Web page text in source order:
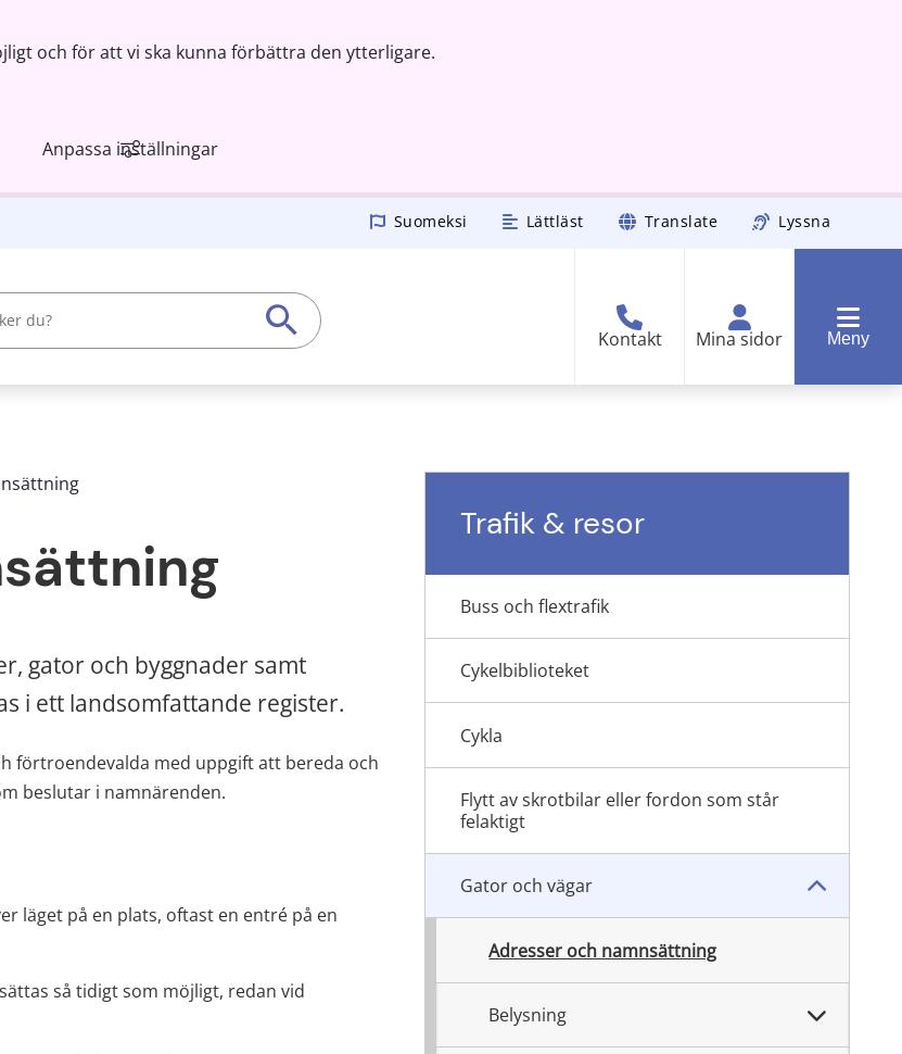
och för att vi ska kunna förbättra den ytterligare.
Anpassa inställningar
Suomeksi Lättläst Translate Lyssna
Kontakt Mina sidor Meny
gator och byggnader samt
i ett landsomfattande register.
förtroendevalda med uppgift att bereda och
beslutar i namnärenden.
läget på en plats, oftast en entré på en
så tidigt som möjligt, redan vid
Trafik & resor
Buss och flextrafik
Cykelbiblioteket
Cykla
Flytt av skrotbilar eller fordon som står
felaktigt
Gator och vägar
Adresser och namnsättning
Belysning